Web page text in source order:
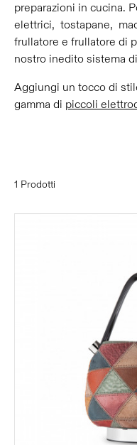
preparazioni in cucina.
elettrici, tostapane,
frullatore e frullatore di
nostro inedito sistema
Aggiungi un tocco di
gamma di piccoli
1 Prodotti